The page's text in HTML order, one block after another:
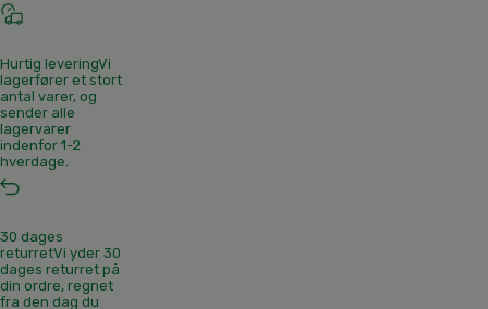
Hurtig leveringVi
lagerfører et stort
antal varer, og
sender alle
lagervarer
indenfor 1-2
hverdage.
30 dages
returretVi yder 30
dages returret på
din ordre, regnet
fra den dag du